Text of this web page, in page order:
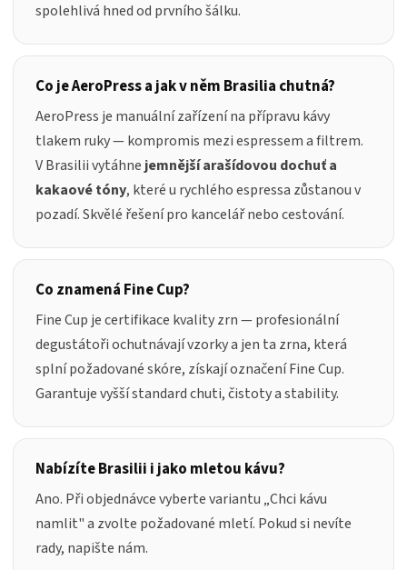
spolehlivá hned od prvního šálku.
Co je AeroPress a jak v něm Brasilia chutná?
AeroPress je manuální zařízení na přípravu kávy
tlakem ruky — kompromis mezi espressem a filtrem.
V Brasilii vytáhne jemnější arašídovou dochuť a
kakaové tóny, které u rychlého espressa zůstanou v
pozadí. Skvělé řešení pro kancelář nebo cestování.
Co znamená Fine Cup?
Fine Cup je certifikace kvality zrn — profesionální
degustátoři ochutnávají vzorky a jen ta zrna, která
splní požadované skóre, získají označení Fine Cup.
Garantuje vyšší standard chuti, čistoty a stability.
Nabízíte Brasilii i jako mletou kávu?
Ano. Při objednávce vyberte variantu „Chci kávu
namlit" a zvolte požadované mletí. Pokud si nevíte
rady, napište nám.